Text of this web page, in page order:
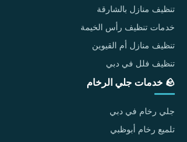
تنظيف منازل بالشارقة
خدمات تنظيف رأس الخيمة
تنظيف منازل أم القيوين
تنظيف فلل في دبي
🪨 خدمات جلي الرخام
جلي رخام في دبي
تلميع رخام أبوظبي